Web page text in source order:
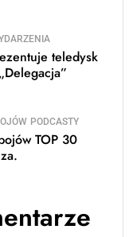
teledysk
PODCASTY
TOP 30